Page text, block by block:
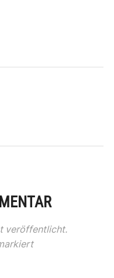
veröffentlicht.